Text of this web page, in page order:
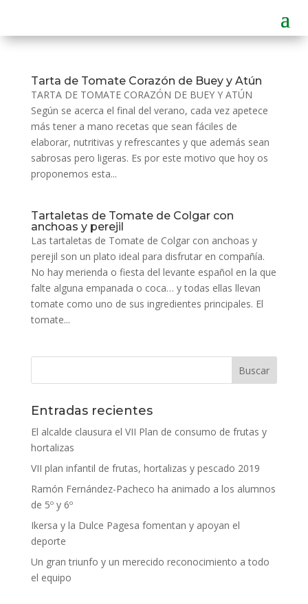
Tarta de Tomate Corazón de Buey y Atún
TARTA DE TOMATE CORAZÓN DE BUEY Y ATÚN
Según se acerca el final del verano, cada vez apetece
más tener a mano recetas que sean fáciles de
elaborar, nutritivas y refrescantes y que además sean
sabrosas pero ligeras. Es por este motivo que hoy os
proponemos esta...
Tartaletas de Tomate de Colgar con
anchoas y perejil
Las tartaletas de Tomate de Colgar con anchoas y
perejil son un plato ideal para disfrutar en compañía.
No hay merienda o fiesta del levante español en la que
falte alguna empanada o coca… y todas ellas llevan
tomate como uno de sus ingredientes principales. El
tomate...
Entradas recientes
El alcalde clausura el VII Plan de consumo de frutas y
hortalizas
VII plan infantil de frutas, hortalizas y pescado 2019
Ramón Fernández-Pacheco ha animado a los alumnos
de 5º y 6º
Ikersa y la Dulce Pagesa fomentan y apoyan el
deporte
Un gran triunfo y un merecido reconocimiento a todo
el equipo